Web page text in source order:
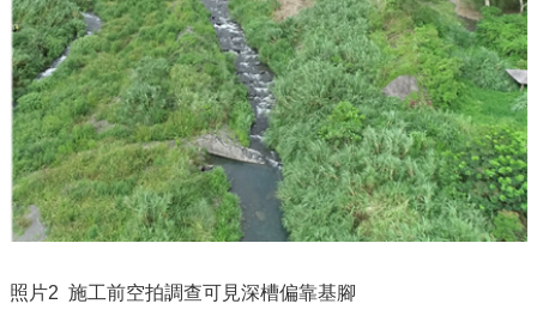
照片2 施工前空拍調查可見深槽偏靠基腳